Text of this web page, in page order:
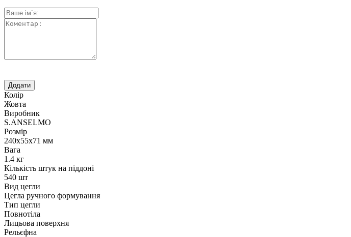
Колір
Жовта
Виробник
S.ANSELMO
Розмір
240х55х71 мм
Вага
1.4 кг
Кількість штук на піддоні
540 шт
Вид цегли
Цегла ручного формування
Тип цегли
Повнотіла
Лицьова поверхня
Рельєфна